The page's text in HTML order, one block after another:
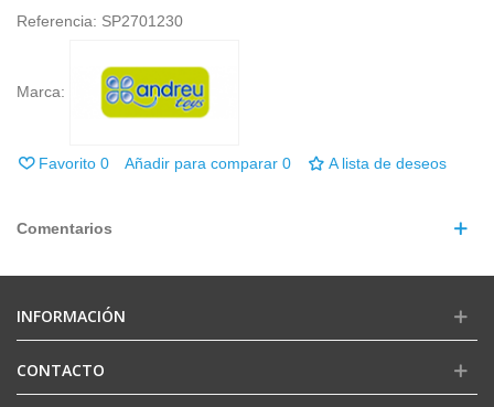
Referencia: SP2701230
Marca:
Favorito 0 Añadir para comparar 0 A lista de deseos
Comentarios
INFORMACIÓN
CONTACTO